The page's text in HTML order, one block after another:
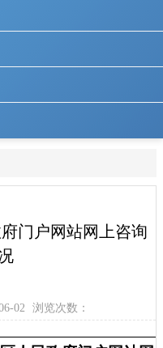
门户网站网上咨询
02 浏览次数：